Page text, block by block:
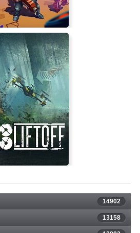
Hardcore
Action
14902
13158